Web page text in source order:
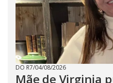
DO R7/04/08/2026
Mãe de Virginia